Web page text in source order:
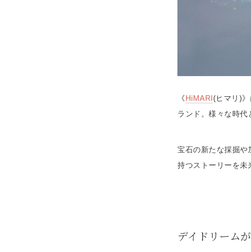
《 HiMARI (ヒマリ)
ランド。様々な時代
宝石の新たな採掘や
持つストーリーを未
デイドリーム